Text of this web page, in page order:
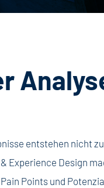
entstehen nicht
Experience Design
Points und